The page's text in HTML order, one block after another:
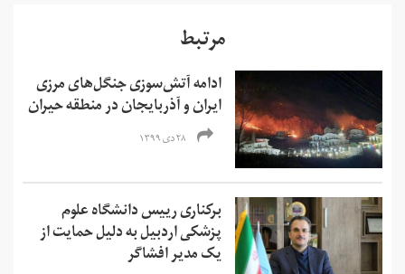
مرتبط
ادامه آتش‌سوزی جنگل‌های مرزی
ایران و آذربایجان در منطقه حیران
۲۸ دی ۱۳۹۹
برکناری رییس دانشگاه علوم
پزشکی اردبیل به دلیل حمایت از
یک مدیر افشاگر